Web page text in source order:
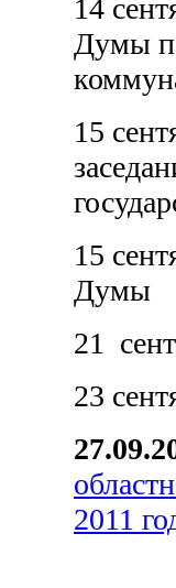
14
Думы
15
15
Думы
21
23
2011